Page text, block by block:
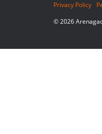
Privacy Policy
© 2026